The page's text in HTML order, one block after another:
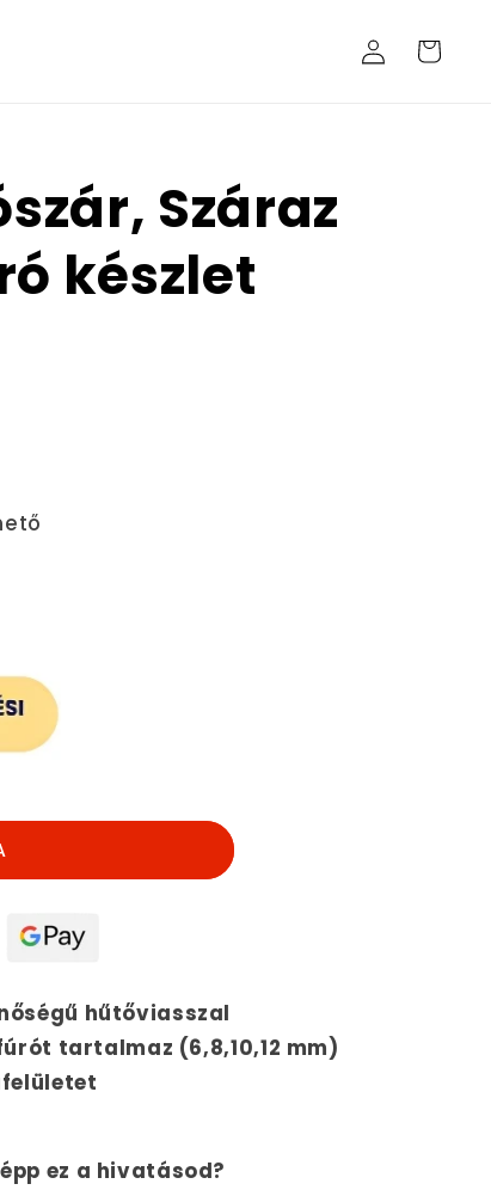
Bejelentkezés
Kosár
Száraz
készlet
hűtőviasszal
tartalmaz (6,8,10,12 mm)
ez a hivatásod?